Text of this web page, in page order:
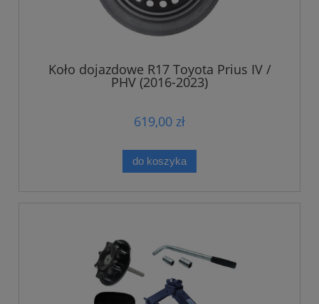
Koło dojazdowe R17 Toyota Prius IV /
PHV (2016-2023)
619,00 zł
do koszyka